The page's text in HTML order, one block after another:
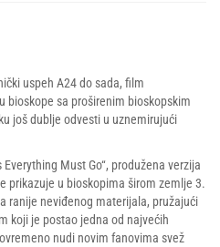
uspeh A24 do sada, film
bioskope sa proširenim bioskopskim
još dublje odvesti u uznemirujući
Must Go“, produžena verzija
prikazuje u bioskopima širom zemlje 3.
ranije neviđenog materijala, pružajući
koji je postao jedna od najvećih
nudi novim fanovima svež